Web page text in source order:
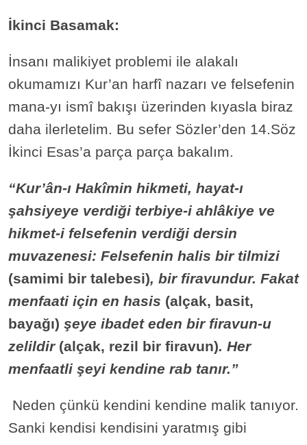
İkinci Basamak:
İnsanı malikiyet problemi ile alakalı
okumamızı Kur’an harfî nazarı ve felsefenin
mana-yı ismî bakışı üzerinden kıyasla biraz
daha ilerletelim. Bu sefer Sözler’den 14.Söz
İkinci Esas’a parça parça bakalım.
“Kur’ân-ı Hakîmin hikmeti, hayat-ı
şahsiyeye verdiği terbiye-i ahlâkiye ve
hikmet-i felsefenin verdiği dersin
muvazenesi: Felsefenin halis bir tilmizi
(samimi bir talebesi), bir firavundur. Fakat
menfaati için en hasis (alçak, basit,
bayağı) şeye ibadet eden bir firavun-u
zelildir (alçak, rezil bir firavun). Her
menfaatli şeyi kendine rab tanır.”
Neden çünkü kendini kendine malik tanıyor.
Sanki kendisi kendisini yaratmış gibi